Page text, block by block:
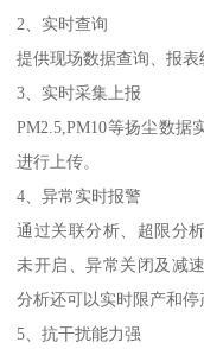
2、实时查询
提供现场数据查询、报
3、实时采集上报
PM2.5,PM10等扬尘数据
进行上传。
4、异常实时报警
通过关联分析、超限分
未开启、异常关闭及减
分析还可以实时限产和停
5、抗干扰能力强